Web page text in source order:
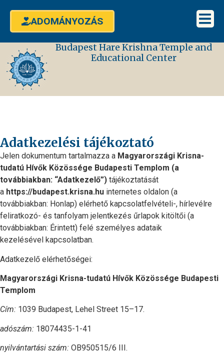
ADOMÁNYOZÁS
Budapest Hare Krishna Temple and
Educational Center
Adatkezelési tájékoztató
Jelen dokumentum tartalmazza a Magyarországi Krisna-
tudatú Hívők Közössége Budapesti Templom (a
továbbiakban: “Adatkezelő”) tájékoztatását
a https://budapest.krisna.hu internetes oldalon (a
továbbiakban: Honlap) elérhető kapcsolatfelvételi-, hírlevélre
feliratkozó- és tanfolyam jelentkezés űrlapok kitöltői (a
továbbiakban: Érintett) felé személyes adataik
kezelésével kapcsolatban.
Adatkezelő elérhetőségei:
Magyarországi Krisna-tudatú Hívők Közössége Budapesti
Templom
Cím: 1039 Budapest, Lehel Street 15–17.
adószám: 18074435-1-41
nyilvántartási szám: OB950515/6 III.